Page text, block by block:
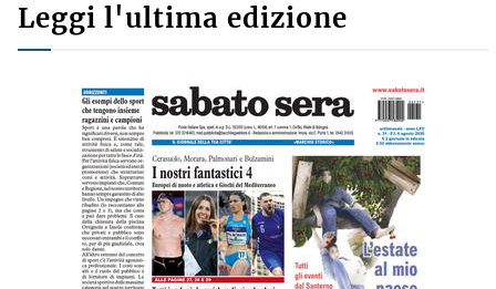
Leggi l'ultima edizione